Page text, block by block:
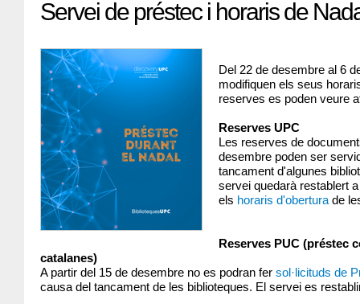
Servei de préstec i horaris de
Del 22 de desembre al 6
modifiquen els seus
reserves es poden veure
Reserves UPC
Les reserves de
desembre poden ser
tancament d'algunes
servei quedarà restablert
els horaris d'obertura de
Reserves PUC (préstec
catalanes)
A partir del 15 de desembre no es podran fer sol·licituds de
causa del tancament de les biblioteques. El servei es